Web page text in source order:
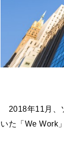
2018年11月、
いた「We Work